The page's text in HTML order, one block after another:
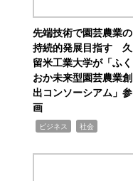
先端技術で園芸農業の
持続的発展目指す 久
留米工業大学が「ふく
おか未来型園芸農業創
出コンソーシアム」参
画
ビジネス 社会